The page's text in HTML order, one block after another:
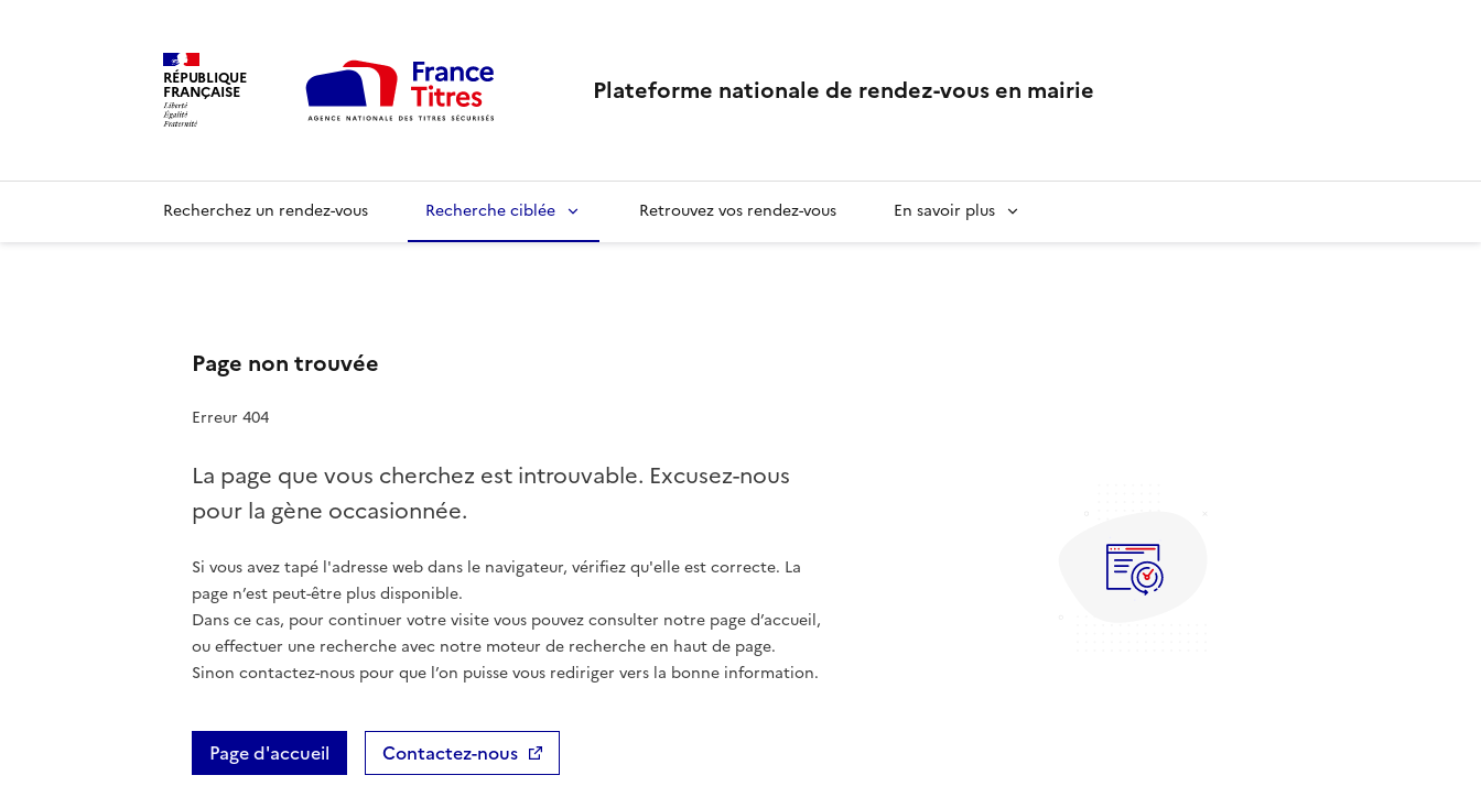
RÉPUBLIQUE
FRANÇAISE Plateforme nationale de rendez-vous en mairie
Recherchez un rendez-vous Recherche ciblée Retrouvez vos rendez-vous En savoir plus
Page non trouvée
Erreur 404
La page que vous cherchez est introuvable. Excusez-nous
pour la gène occasionnée.
Si vous avez tapé l'adresse web dans le navigateur, vérifiez qu'elle est correcte. La
page n’est peut-être plus disponible.
Dans ce cas, pour continuer votre visite vous pouvez consulter notre page d’accueil,
ou effectuer une recherche avec notre moteur de recherche en haut de page.
Sinon contactez-nous pour que l’on puisse vous rediriger vers la bonne information.
Page d'accueil Contactez-nous